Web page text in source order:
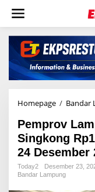
w
Homepage / Bandar
Pemprov
Singkong
24 Desember
Today2
Desember 23,
Bandar Lampung